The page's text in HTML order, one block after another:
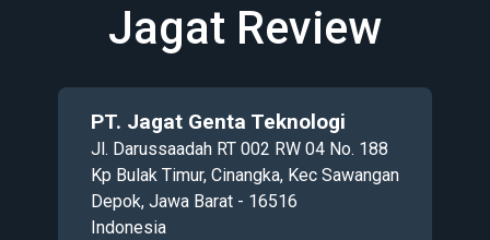
Jagat Review
PT. Jagat Genta Teknologi
Jl. Darussaadah RT 002 RW 04 No. 188
Kp Bulak Timur, Cinangka, Kec Sawangan
Depok, Jawa Barat - 16516
Indonesia